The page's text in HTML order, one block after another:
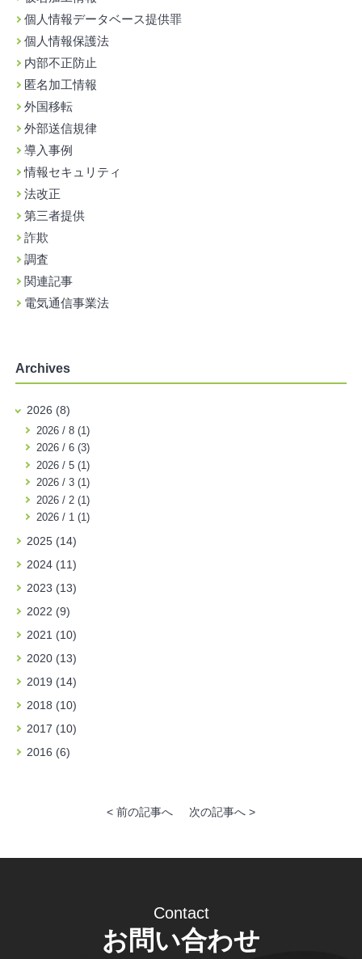
個人情報データベース提供罪
個人情報保護法
内部不正防止
匿名加工情報
外国移転
外部送信規律
導入事例
情報セキュリティ
法改正
第三者提供
詐欺
調査
関連記事
電気通信事業法
Archives
2026 (8)
2026 / 8 (1)
2026 / 6 (3)
2026 / 5 (1)
2026 / 3 (1)
2026 / 2 (1)
2026 / 1 (1)
2025 (14)
2024 (11)
2023 (13)
2022 (9)
2021 (10)
2020 (13)
2019 (14)
2018 (10)
2017 (10)
2016 (6)
< 前の記事へ 次の記事へ >
Contact
お問い合わせ